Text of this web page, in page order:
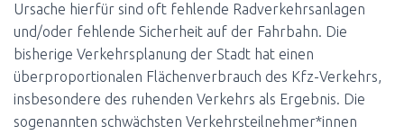
Ursache hierfür sind oft fehlende Radverkehrsanlagen
und/oder fehlende Sicherheit auf der Fahrbahn. Die
bisherige Verkehrsplanung der Stadt hat einen
überproportionalen Flächenverbrauch des Kfz-Verkehrs,
insbesondere des ruhenden Verkehrs als Ergebnis. Die
sogenannten schwächsten Verkehrsteilnehmer*innen